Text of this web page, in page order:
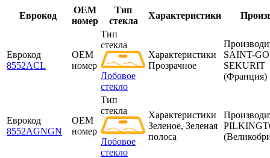
Еврокод
OEM
номер
Тип
стекла
Характеристики
Еврокод
8552ACL
OEM
номер
Тип
стекла
Лобовое
стекло
Характеристики
Прозрачное
SAINT-
SEKURIT
(Франция)
Еврокод
8552AGNGN
OEM
номер
Тип
стекла
Лобовое
стекло
Характеристики
Зеленое, Зеленая
полоса